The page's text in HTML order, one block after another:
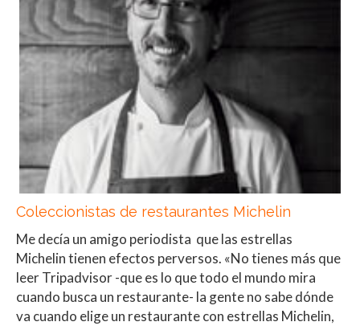
Coleccionistas de restaurantes Michelin
Me decía un amigo periodista que las estrellas
Michelin tienen efectos perversos. «No tienes más que
leer Tripadvisor -que es lo que todo el mundo mira
cuando busca un restaurante- la gente no sabe dónde
va cuando elige un restaurante con estrellas Michelin,